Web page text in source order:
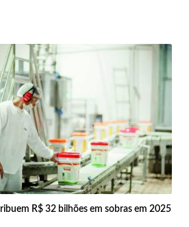
R$ 32 bilhões em sobras em 2025